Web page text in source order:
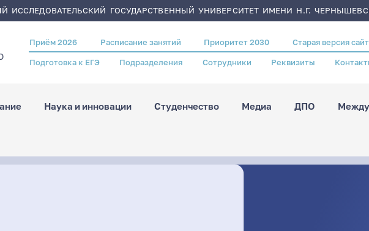
ИССЛЕДОВАТЕЛЬСКИЙ ГОСУДАРСТВЕННЫЙ УНИВЕРСИТЕТ ИМЕНИ Н.Г.
Header
menu
Приём 2026 Расписание занятий Приоритет 2030 Старая версия
Подготовка к ЕГЭ Подразделения Сотрудники Реквизиты
Наука и инновации Студенчество Медиа ДПО